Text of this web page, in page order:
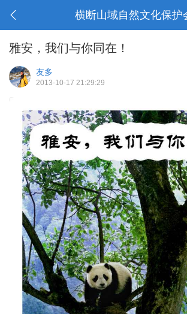
横断山域自然文化保护
雅安，我们与你同在！
友多
2013-10-17 21:29:29